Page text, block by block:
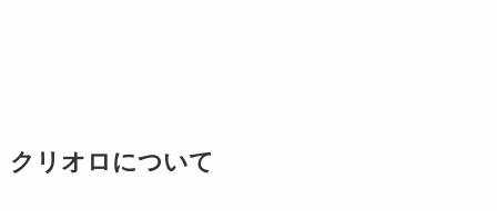
クリオロについて